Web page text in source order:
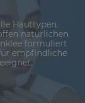
Hauttypen.
natürlichen
formuliert
empfindliche